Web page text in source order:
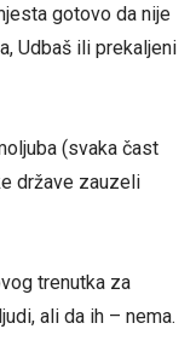
gotovo da nije
Udbaš ili prekaljeni
(svaka čast
države zauzeli
trenutka za
ali da ih – nema.